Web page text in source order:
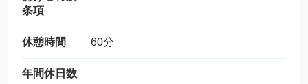
条項
休憩時間 60分
年間休日数